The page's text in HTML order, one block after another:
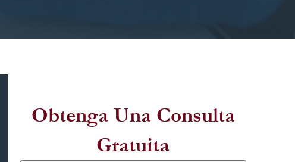
Obtenga Una Consulta
Gratuita